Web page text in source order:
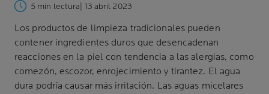
5 min lectura | 13 abril 2023
Los productos de limpieza tradicionales pueden
contener ingredientes duros que desencadenan
reacciones en la piel con tendencia a las alergias, como
comezón, escozor, enrojecimiento y tirantez. El agua
dura podría causar más irritación. Las aguas micelares